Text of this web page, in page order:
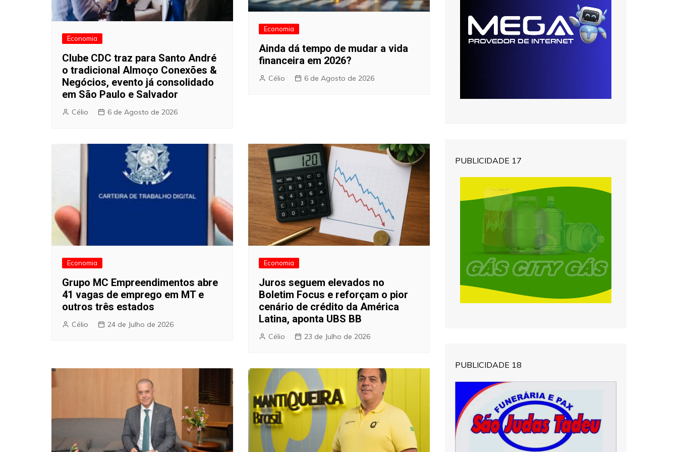
Economia
Clube CDC traz para Santo André
o tradicional Almoço Conexões &
Negócios, evento já consolidado
em São Paulo e Salvador
Célio 6 de Agosto de 2026
Economia
Ainda dá tempo de mudar a vida
financeira em 2026?
Célio 6 de Agosto de 2026
Economia
Grupo MC Empreendimentos abre
41 vagas de emprego em MT e
outros três estados
Célio 24 de Julho de 2026
Economia
Juros seguem elevados no
Boletim Focus e reforçam o pior
cenário de crédito da América
Latina, aponta UBS BB
Célio 23 de Julho de 2026
PUBLICIDADE 17
PUBLICIDADE 18